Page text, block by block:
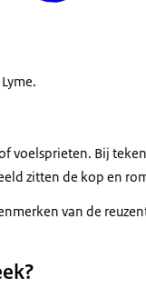
voelsprieten. Bij
zitten de kop en
van de